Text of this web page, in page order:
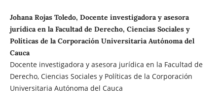
Johana Rojas Toledo, Docente investigadora y asesora
jurídica en la Facultad de Derecho, Ciencias Sociales y
Políticas de la Corporación Universitaria Autónoma del
Cauca
Docente investigadora y asesora jurídica en la Facultad de
Derecho, Ciencias Sociales y Políticas de la Corporación
Universitaria Autónoma del Cauca